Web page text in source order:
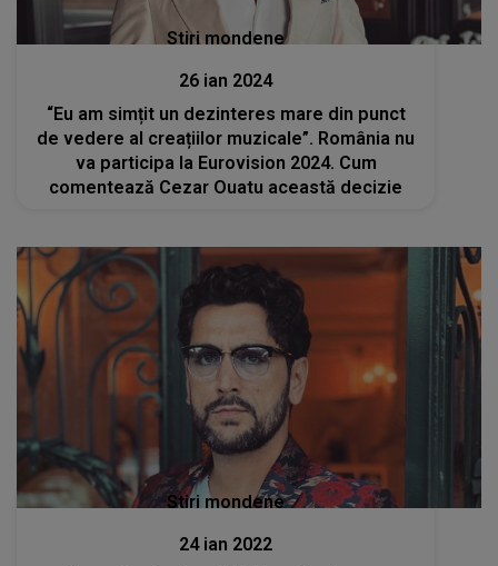
Stiri mondene
26 ian 2024
“Eu am simțit un dezinteres mare din punct
de vedere al creațiilor muzicale”. România nu
va participa la Eurovision 2024. Cum
comentează Cezar Ouatu această decizie
Stiri mondene
24 ian 2022